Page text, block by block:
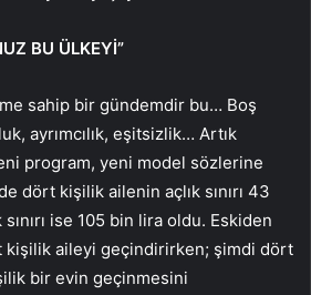
BU ÜLKEYİ”
sahip bir gündemdir bu… Boş
ayrımcılık, eşitsizlik… Artık
program, yeni model sözlerine
dört kişilik ailenin açlık sınırı 43
ise 105 bin lira oldu. Eskiden
kişilik aileyi geçindirirken; şimdi dört
bir evin geçinmesini